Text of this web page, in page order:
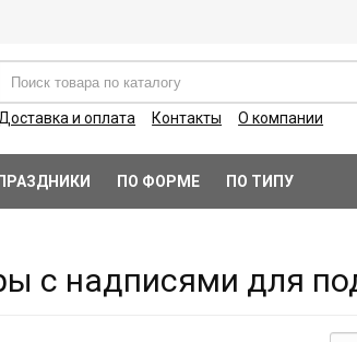
Доставка и оплата Контакты О компании
ПО ФОРМЕ ПО ТИПУ
с надписями для